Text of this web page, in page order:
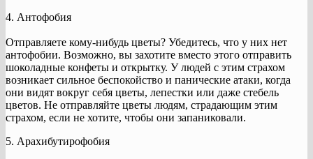
4. Антофобия
Отправляете кому-нибудь цветы? Убедитесь, что у них нет
антофобии. Возможно, вы захотите вместо этого отправить
шоколадные конфеты и открытку. У людей с этим страхом
возникает сильное беспокойство и панические атаки, когда
они видят вокруг себя цветы, лепестки или даже стебель
цветов. Не отправляйте цветы людям, страдающим этим
страхом, если не хотите, чтобы они запаниковали.
5. Арахибутирофобия